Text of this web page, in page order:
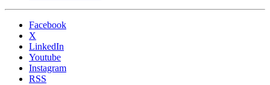
Facebook
X
LinkedIn
Youtube
Instagram
RSS